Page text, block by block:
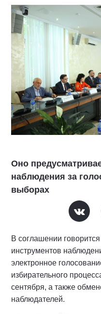
Оно
наблюдения за
выборах
В соглашении
инструментов
электронное
избирательного
сентября, а также
наблюдателей.